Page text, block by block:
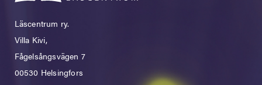
Läscentrum ry.
Villa Kivi,
Fågelsångsvägen 7
00530 Helsingfors